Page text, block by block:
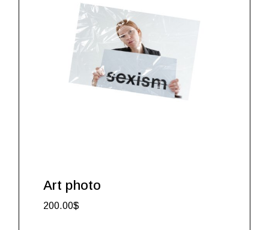
Art photo
200.00$